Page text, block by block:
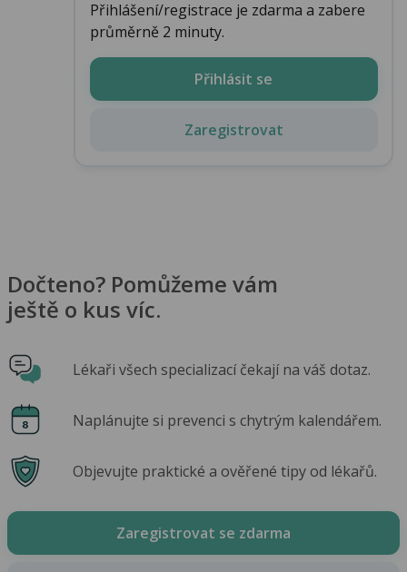
Přihlášení/registrace je zdarma a zabere
průměrně 2 minuty.
Přihlásit se
Zaregistrovat
Dočteno? Pomůžeme vám
ještě o kus víc.
Lékaři všech specializací čekají na váš dotaz.
Naplánujte si prevenci s chytrým kalendářem.
Objevujte praktické a ověřené tipy od lékařů.
Zaregistrovat se zdarma